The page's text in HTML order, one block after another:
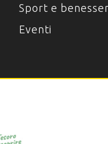
Sport e
Eventi